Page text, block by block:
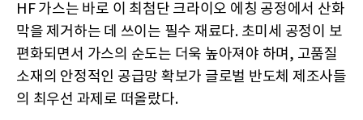
HF 가스는 바로 이 최첨단 크라이오 에칭 공정에서 산화
막을 제거하는 데 쓰이는 필수 재료다. 초미세 공정이 보
편화되면서 가스의 순도는 더욱 높아져야 하며, 고품질
소재의 안정적인 공급망 확보가 글로벌 반도체 제조사들
의 최우선 과제로 떠올랐다.